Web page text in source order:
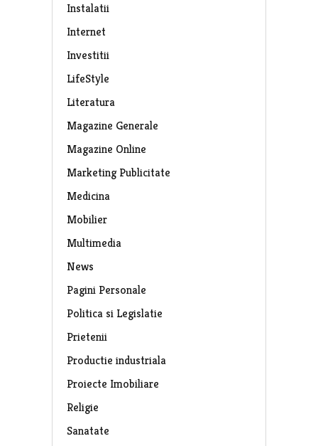
Instalatii
Internet
Investitii
LifeStyle
Literatura
Magazine Generale
Magazine Online
Marketing Publicitate
Medicina
Mobilier
Multimedia
News
Pagini Personale
Politica si Legislatie
Prietenii
Productie industriala
Proiecte Imobiliare
Religie
Sanatate